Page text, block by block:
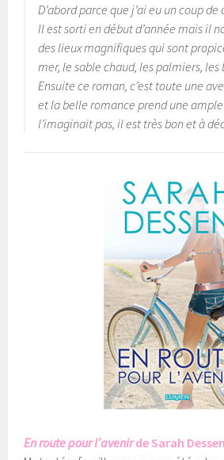
D’abord parce que j’ai eu un coup
Il est sorti en début d’année mais il
des lieux magnifiques qui sont
mer, le sable chaud, les palmiers,
Ensuite ce roman, c’est toute une
et la belle romance prend une
l’imaginait pas, il est très bon et à
En route pour l’avenirde Sarah Dessen